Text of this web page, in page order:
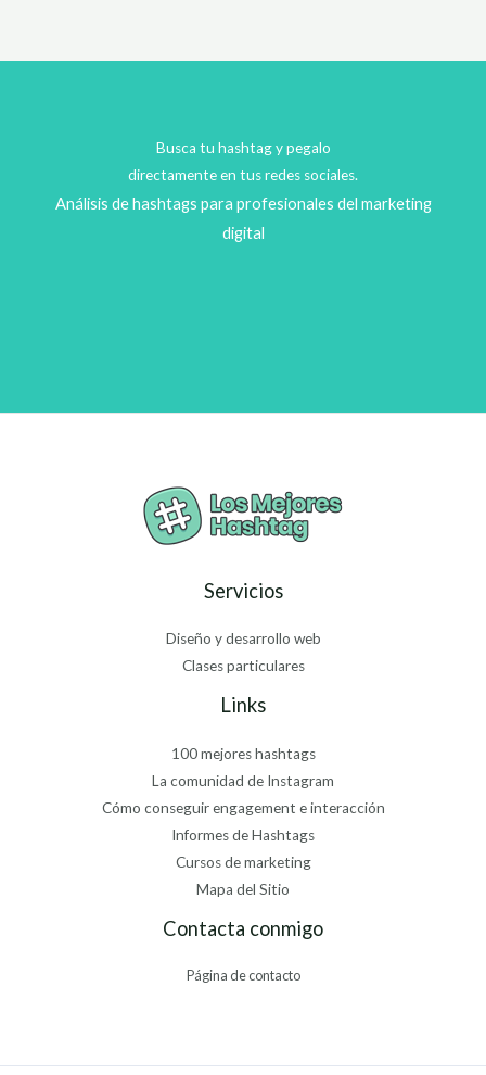
Busca tu hashtag y pegalo
directamente en tus redes sociales.
Análisis de hashtags para profesionales del marketing
digital
Servicios
Diseño y desarrollo web
Clases particulares
Links
100 mejores hashtags
La comunidad de Instagram
Cómo conseguir engagement e interacción
Informes de Hashtags
Cursos de marketing
Mapa del Sitio
Contacta conmigo
Página de contacto